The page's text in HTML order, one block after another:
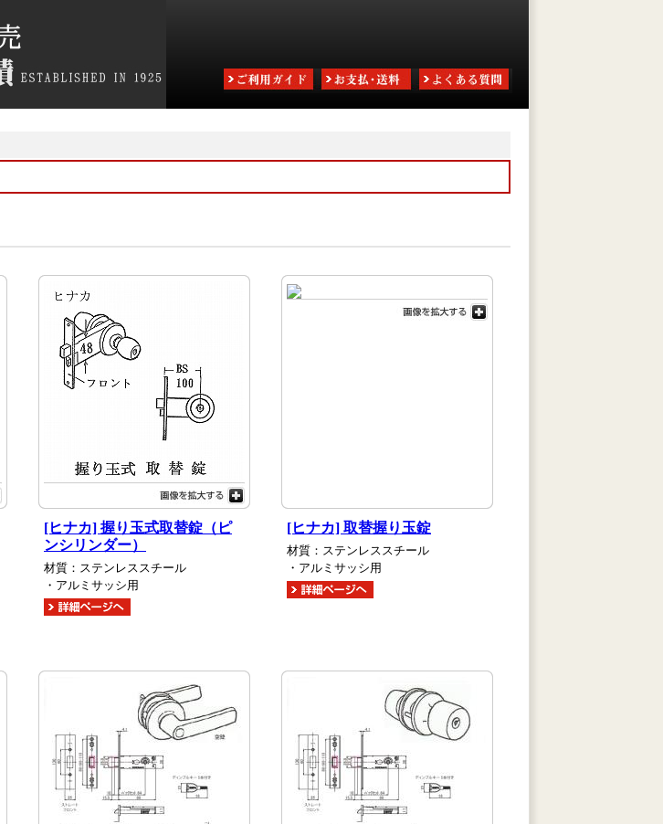
[ヒナカ] 握り玉式取替錠（ピ
ンシリンダー）
材質：ステンレススチール
・アルミサッシ用
[ヒナカ] 取替握り玉錠
材質：ステンレススチール
・アルミサッシ用